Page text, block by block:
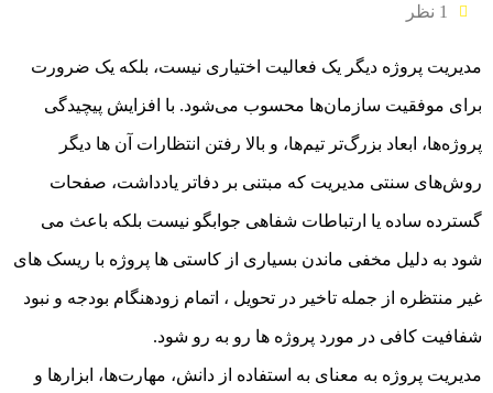
1 نظر
مدیریت پروژه دیگر یک فعالیت اختیاری نیست، بلکه یک ضرورت
برای موفقیت سازمان‌ها محسوب می‌شود. با افزایش پیچیدگی
پروژه‌ها، ابعاد بزرگ‌تر تیم‌ها، و بالا رفتن انتظارات آن ها دیگر
روش‌های سنتی مدیریت که مبتنی بر دفاتر یادداشت، صفحات
گسترده ساده یا ارتباطات شفاهی جوابگو نیست بلکه باعث می
شود به دلیل مخفی ماندن بسیاری از کاستی ها پروژه با ریسک های
غیر منتظره از جمله تاخیر در تحویل ، اتمام زودهنگام بودجه و نبود
شفافیت کافی در مورد پروژه ها رو به رو شود.
مدیریت پروژه به معنای به استفاده از دانش، مهارت‌ها، ابزارها و